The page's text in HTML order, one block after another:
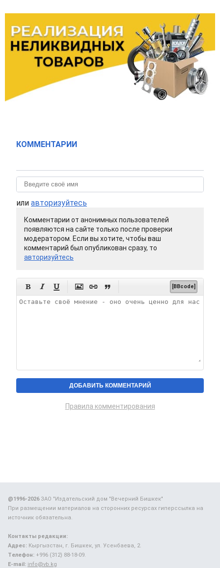
КОММЕНТАРИИ
или авторизуйтесь
Комментарии от анонимных пользователей
появляются на сайте только после проверки
модератором. Если вы хотите, чтобы ваш
комментарий был опубликован сразу, то
авторизуйтесь
      [BBcode]
Правила комментирования
@1996-2026ЗАО "Издательский дом "Вечерний Бишкек"
При размещении материалов на сторонних ресурсах гиперссылка на
источник обязательна.
Контакты редакции:
Адрес: Кыргызстан, г. Бишкек, ул. Усенбаева, 2.
Телефон: +996 (312) 88-18-09.
E-mail: info@vb.kg